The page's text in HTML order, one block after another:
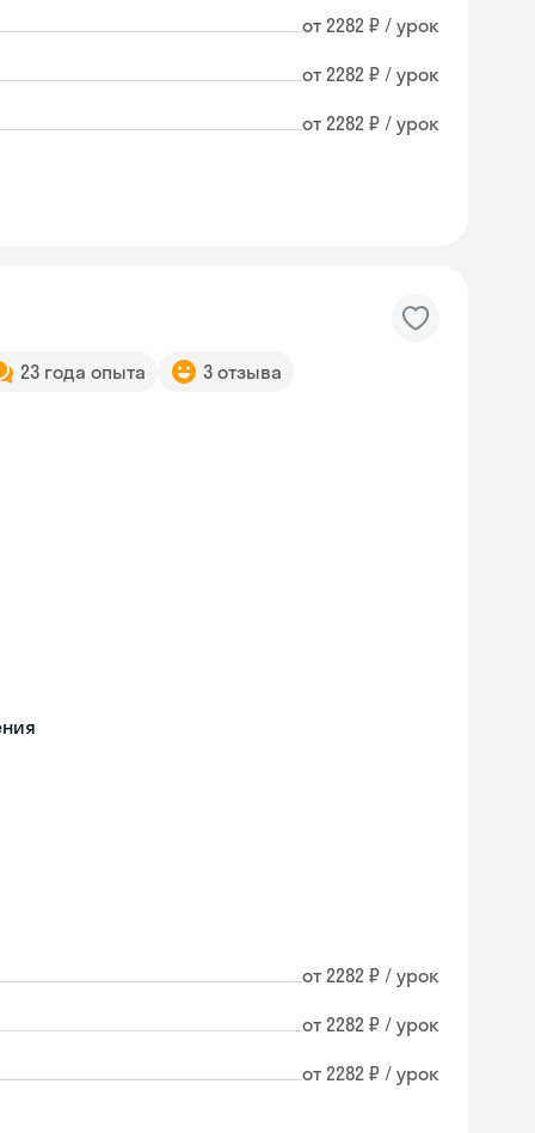
от 2282 ₽ / урок
от 2282 ₽ / урок
от 2282 ₽ / урок
23 года опыта 3 отзыва
от 2282 ₽ / урок
от 2282 ₽ / урок
от 2282 ₽ / урок